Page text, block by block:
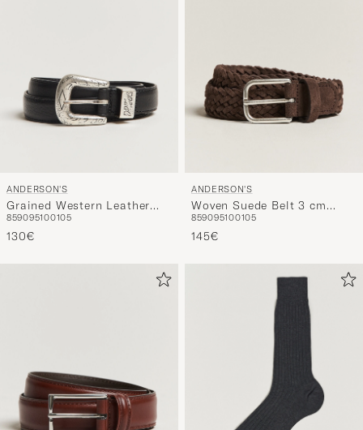
ANDERSON'S
Grained Western Leather
Belt 2,5 cm Black
859095100105
130€
ANDERSON'S
Woven Suede Belt 3 cm
Dark Brown
859095100105
145€